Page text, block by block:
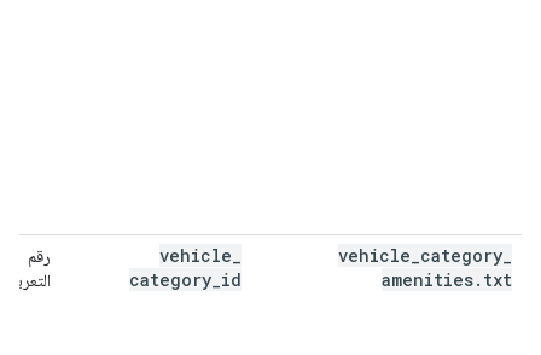
vehicle category
amenities. txt
vehicle
category id
رقم
التعريف